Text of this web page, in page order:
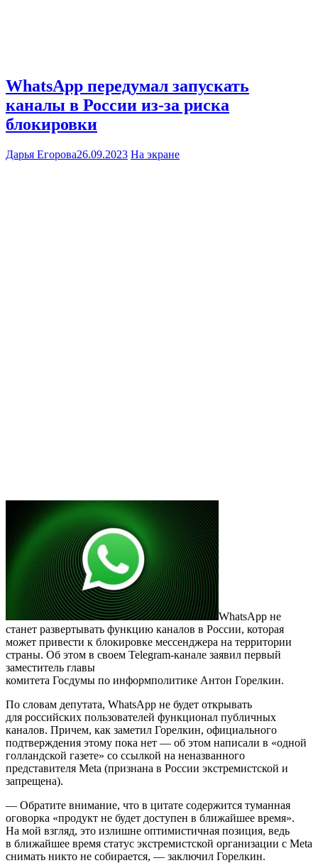
WhatsApp передумал запускать
каналы в России из-за риска
блокировки
Дарья Егорова26.09.2023 На экране
WhatsApp не
станет развертывать функцию каналов в России, которая
может привести к блокировке мессенджера на территории
страны. Об этом в своем Telegram-канале заявил первый
заместитель главы
комитета Госдумы по информполитике Антон Горелкин.
По словам депутата, WhatsApp не будет открывать
для российских пользователей функционал публичных
каналов. Причем, как заметил Горелкин, официального
подтверждения этому пока нет — об этом написали в «одной
голландской газете» со ссылкой на неназванного
представителя Meta (признана в России экстремистской и
запрещена).
— Обратите внимание, что в цитате содержится туманная
оговорка «продукт не будет доступен в ближайшее время».
На мой взгляд, это излишне оптимистичная позиция, ведь
в ближайшее время статус экстремистской организации с Meta
снимать никто не собирается, — заключил Горелкин.